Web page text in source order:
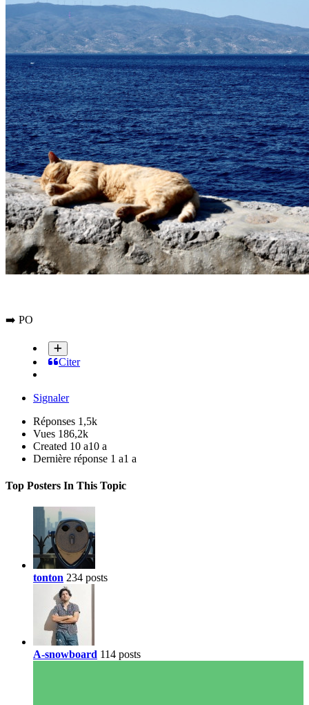
➡️ PO
Citer
Signaler
Réponses 1,5k
Vues 186,2k
Created 10 a10 a
Dernière réponse 1 a1 a
Top Posters In This Topic
tonton 234 posts
A-snowboard 114 posts